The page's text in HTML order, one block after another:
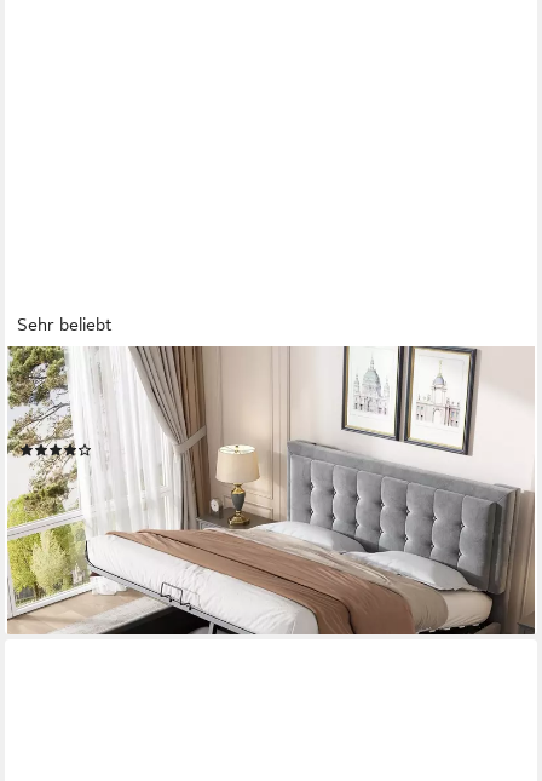
Sehr beliebt
FLIEKS
Polsterbett, Hydraulisches Stauraumbett Doppelbett Samt
140x200cm
(126)
ab 239,99 € UVP 719,99 €
-67%
lieferbar - in 5-6 Werktagen bei dir